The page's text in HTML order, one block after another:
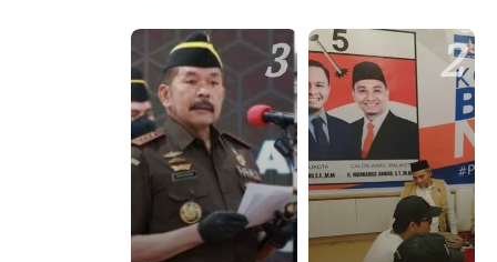
3 2